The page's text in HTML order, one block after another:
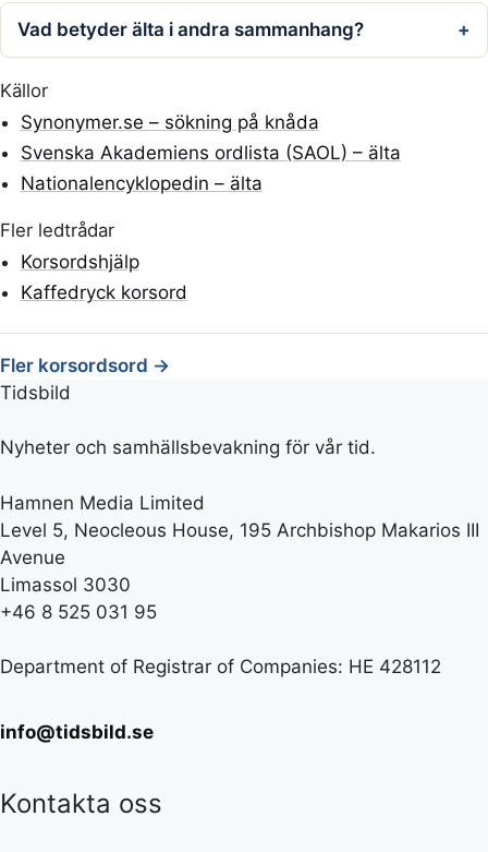
Vad betyder älta i andra sammanhang?
Källor
Synonymer.se – sökning på knåda
Svenska Akademiens ordlista (SAOL) – älta
Nationalencyklopedin – älta
Fler ledtrådar
Korsordshjälp
Kaffedryck korsord
Fler korsordsord →
Tidsbild
Nyheter och samhällsbevakning för vår tid.
Hamnen Media Limited
Level 5, Neocleous House, 195 Archbishop Makarios III
Avenue
Limassol 3030
+46 8 525 031 95
Department of Registrar of Companies: HE 428112
info@tidsbild.se
Kontakta oss